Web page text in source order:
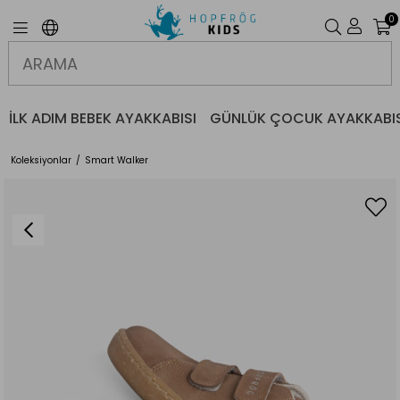
0
İLK ADIM BEBEK AYAKKABISI GÜNLÜK ÇOCUK
Koleksiyonlar Smart Walker